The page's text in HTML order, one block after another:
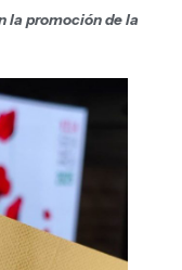
la promoción de la